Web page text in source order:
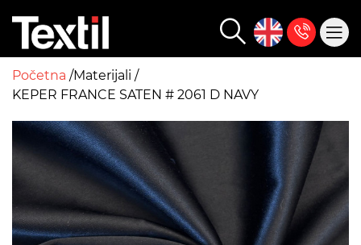
Početna Materijali
KEPER FRANCE SATEN # 2061 D NAVY